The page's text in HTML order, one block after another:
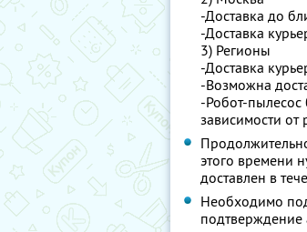
-Доставка до
-Доставка
3) Регионы
-Доставка
-Возможна
-Робот-пылесос
зависимости от
этого времени
доставлен в
Необходимо
подтверждение